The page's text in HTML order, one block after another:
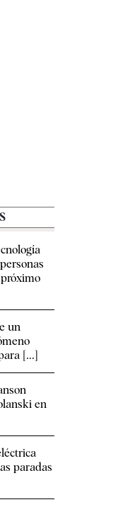
próximo
un
[...]
en
paradas